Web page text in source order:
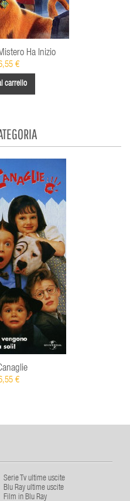
Ha Inizio
€
carrello
€
Serie Tv ultime uscite
Blu Ray ultime uscite
Film in Blu Ray